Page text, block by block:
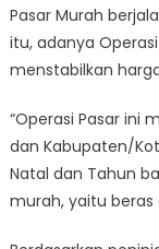
Pasar Murah
itu, adanya
menstabilkan
“Operasi Pasar ini
dan Kabupaten/
Natal dan Tahun
murah, yaitu beras